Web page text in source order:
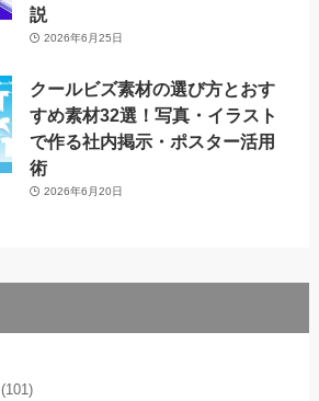
説
2026年6月25日
クールビズ素材の選び方とおす
すめ素材32選！写真・イラスト
で作る社内掲示・ポスター活用
術
2026年6月20日
(101)